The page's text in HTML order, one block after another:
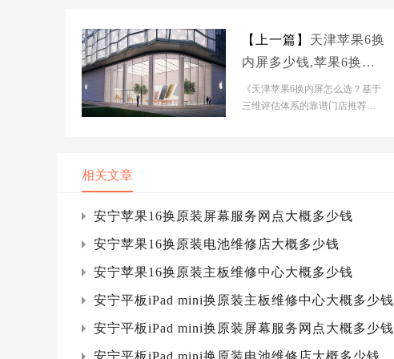
【上一篇】 天津苹果6换
内屏多少钱,苹果6换内
屏多少钱
《天津苹果6换内屏怎么选？基于
三维评估体系的靠谱门店推荐》
相关文章
安宁苹果16换原装屏幕服务网点大概多少钱
安宁苹果16换原装电池维修店大概多少钱
安宁苹果16换原装主板维修中心大概多少钱
安宁平板iPad mini换原装主板维修中心大概多少钱
安宁平板iPad mini换原装屏幕服务网点大概多少钱
安宁平板iPad mini换原装电池维修店大概多少钱